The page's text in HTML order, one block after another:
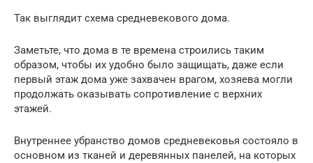
Так выглядит схема средневекового дома.
Заметьте, что дома в те времена строились таким
образом, чтобы их удобно было защищать, даже если
первый этаж дома уже захвачен врагом, хозяева могли
продолжать оказывать сопротивление с верхних
этажей.
Внутреннее убранство домов средневековья состояло в
основном из тканей и деревянных панелей, на которых